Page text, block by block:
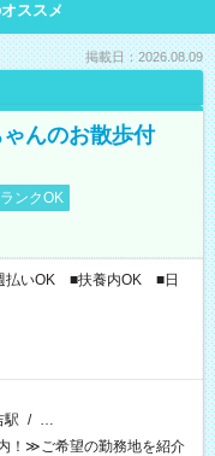
ススメ
掲載日：2026.08.09
ゃんのお散歩付
ンクOK
払いOK ■扶養内OK ■日
駅 / …
！≫ご希望の勤務地を紹介